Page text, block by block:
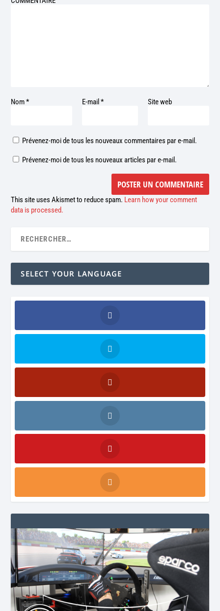
Nom* E-mail * Site web
Prévenez-moi de tous les nouveaux commentaires par e-mail.
Prévenez-moi de tous les nouveaux articles par e-mail.
This site uses Akismet to reduce spam. Learn how your comment
data is processed.
SELECT YOUR LANGUAGE